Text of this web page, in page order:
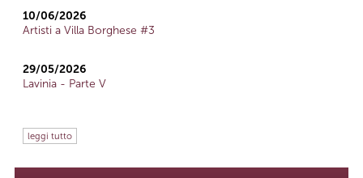
10/06/2026
Artisti a Villa Borghese #3
29/05/2026
Lavinia - Parte V
leggi tutto